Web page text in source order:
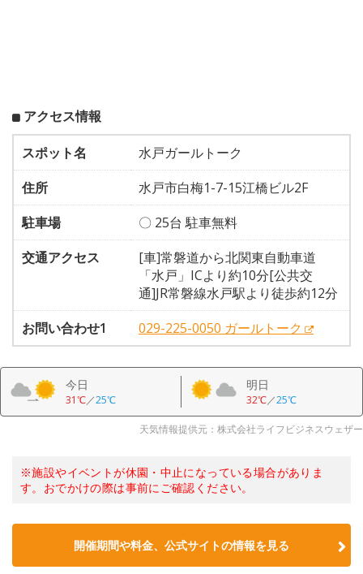
アクセス情報
スポット名
水戸ガールトーク
住所
水戸市白梅1-7-15江橋ビル2F
駐車場
〇 25台 駐車無料
交通アクセス
[車]常磐道から北関東自動車道
「水戸」ICより約10分[公共交
通]JR常磐線水戸駅より徒歩約12分
お問い合わせ1
029-225-0050 ガールトーク
今日
31℃／25℃
明日
32℃／25℃
天気情報提供元：株式会社ライフビジネスウェザー
※施設やイベントが休園・中止になっている場合がありま
す。おでかけの際は事前にご確認ください。
開催期間や料金、公式サイトの情報を見る